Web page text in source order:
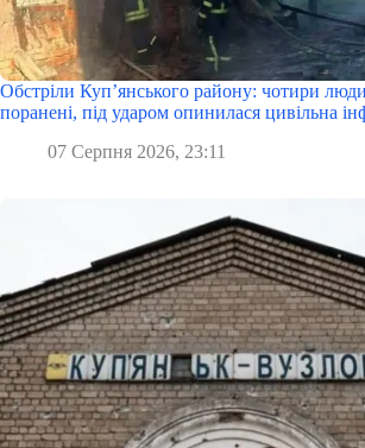
Обстріли Куп’янського району: чотири
поранені, під ударом опинилася цивільна
07 Серпня 2026, 23:11